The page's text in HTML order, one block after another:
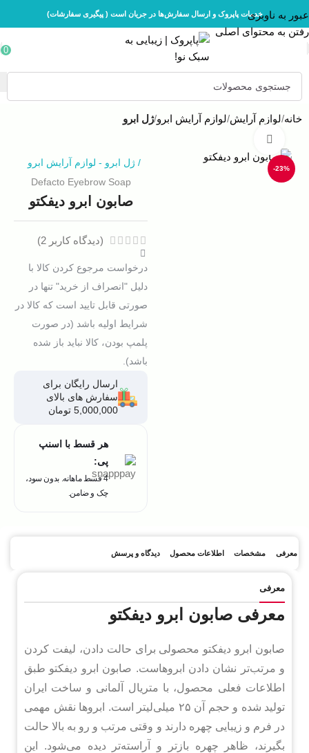
عبور به ناوبری
رفتن به محتوای اصلی
خدمات پاپروک و ارسال سفارش‌ها در جریان است ( پیگیری سفارشات)
0
خانه لوازم آرایش لوازم آرایش ابرو ژل ابرو
-23%
/ ژل ابرو - لوازم آرایش ابرو
Defacto Eyebrow Soap
صابون ابرو دیفکتو
(دیدگاه کاربر 2
)
درخواست مرجوع کردن کالا با
دلیل "انصراف از خرید" تنها در
صورتی قابل تایید است که کالا در
شرایط اولیه باشد (در صورت
پلمپ بودن، کالا نباید باز شده
باشد).
ارسال رایگان برای
سفارش های بالای
5,000,000 تومان
هر قسط با اسنپ
پی:
4 قسط ماهانه. بدون سود،
چک و ضامن.
معرفی مشخصات اطلاعات محصول دیدگاه و پرسش
معرفی
معرفی صابون ابرو دیفکتو
صابون ابرو دیفکتو محصولی برای حالت دادن، لیفت کردن
و مرتب‌تر نشان دادن ابروهاست. صابون ابرو دیفکتو طبق
اطلاعات فعلی محصول، با متریال آلمانی و ساخت ایران
تولید شده و حجم آن ۲۵ میلی‌لیتر است. ابروها نقش مهمی
در فرم و زیبایی چهره دارند و وقتی مرتب و رو به بالا حالت
بگیرند، ظاهر چهره بازتر و آراسته‌تر دیده می‌شود. این